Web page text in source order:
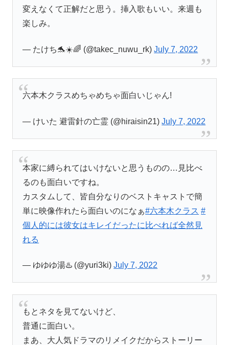
変えなくて正解だと思う。挿入歌もいい。来週も
楽しみ。
— たけち🐬☀️🌈 (@takec_nuwu_rk)July 7, 2022
六本木クラスめちゃめちゃ面白いじゃん!
— けいた 避雷針の亡霊 (@hiraisin21)July 7, 2022
本家に縛られてはいけないと思うものの…見比べ
るのも面白いですね。
カスタムして、皆自分なりのベストキャストで簡
単に映像作れたら面白いのになぁ#六本木クラス #
個人的には彼女はキレイだったに比べれば全然見
れる
— ゆゆゆ湯♨️ (@yuri3ki)July 7, 2022
もとネタを見てないけど、
普通に面白い。
まあ、大人気ドラマのリメイクだからストーリー